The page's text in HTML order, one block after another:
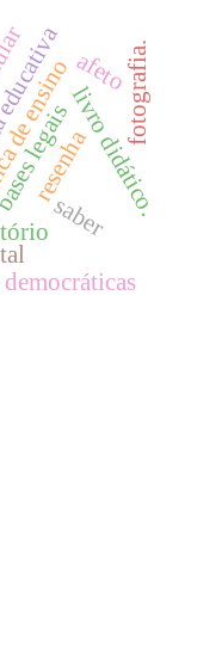
resenha
saber
livro didático.
democráticas
legais
fotografia.
afeto